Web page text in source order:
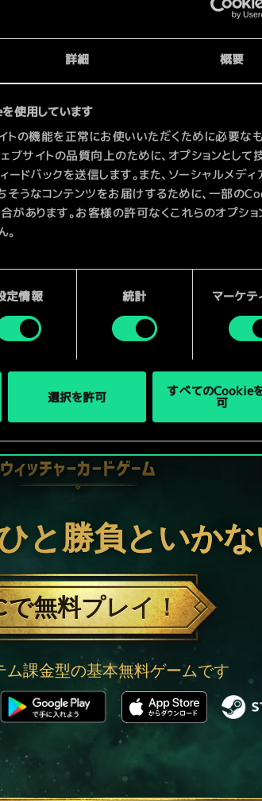
詳細 概要
使用しています
の機能を正常にお使いいただくために必要な
ブサイトの品質向上のために、オプションとして
ードバックを送信します。また、ソーシャルメディ
うなコンテンツをお届けするために、一部の
があります。お客様の許可なくこれらのオプショ
マンスの変更点に関する詳細は、下記の「設定
定情報 統計 マーケテ
選択を許可 すべてのCookie
可
と勝負といかな
で無料プレイ！
ム課金型の基本無料ゲームです